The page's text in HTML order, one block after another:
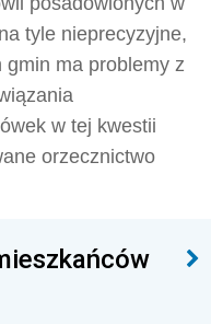
tyle nieprecyzyjne,
gmin ma problemy z
w tej kwestii
orzecznictwo